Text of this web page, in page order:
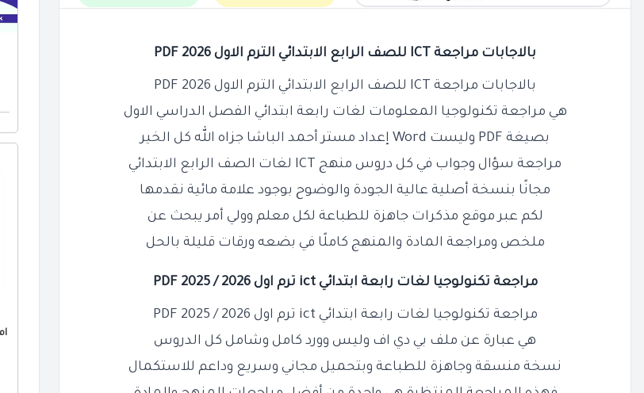
بالاجابات مراجعة ICT للصف الرابع الابتدائي الترم الاول 2026 PDF
بالاجابات مراجعة ICT للصف الرابع الابتدائي الترم الاول 2026 PDF
هي مراجعة تكنولوجيا المعلومات لغات رابعة ابتدائي الفصل الدراسي الاول
بصيغة PDF وليست Word إعداد مستر أحمد الباشا جزاه الله كل الخير
مراجعة سؤال وجواب في كل دروس منهج ICT لغات الصف الرابع الابتدائي
مجانًا بنسخة أصلية عالية الجودة والوضوح بوجود علامة مائية نقدمها
لكم عبر موقع مذكرات جاهزة للطباعة لكل معلم وولي أمر يبحث عن
ملخص ومراجعة المادة والمنهج كاملًا في بضعه ورقات قليلة بالحل
مراجعة تكنولوجيا لغات رابعة ابتدائي ict ترم اول 2026 / 2025 PDF
مراجعة تكنولوجيا لغات رابعة ابتدائي ict ترم اول 2026 / 2025 PDF
هي عبارة عن ملف بي دي اف وليس وورد كامل وشامل كل الدروس
نسخة منسقة وجاهزة للطباعة وبتحميل مجاني وسريع وداعم للاستكمال